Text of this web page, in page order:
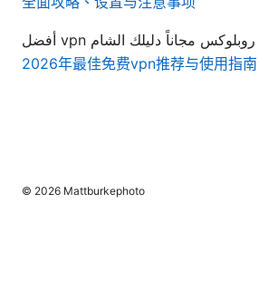
2026年最佳免费vpn推荐与使用指南
© 2026 Mattburkephoto